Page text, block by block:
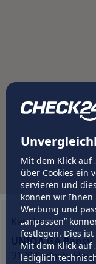
Mit dem Klick auf
über Cookies ein
servieren und
können wir
Werbung und
„anpassen”
festlegen. Dies
Mit dem Klick auf
lediglich
Kärnten
UNIQA GA Pansy
9170 Ferlach,